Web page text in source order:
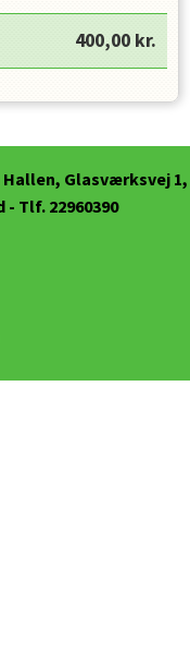
400,00 kr.
Glasværksvej 1,
Tlf. 22960390